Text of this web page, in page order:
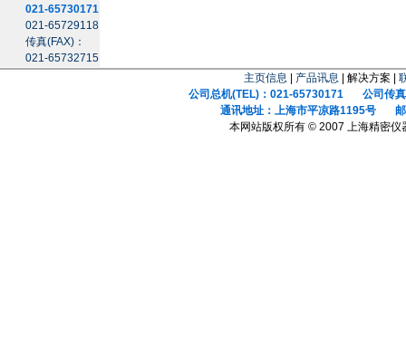
021-65730171
021-65729118
传真(FAX)：
021-65732715
主页信息
产品讯息 | 解决方案 |
公司总机(TEL)：021-65730171 公司传真
通讯地址：上海市平凉路1195号 邮
本网站版权所有 © 2007 上海精密仪